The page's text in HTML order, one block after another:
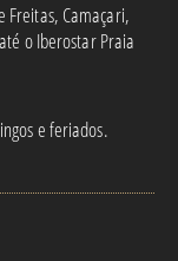
Freitas, Camaçari,
o Iberostar Praia
e feriados.